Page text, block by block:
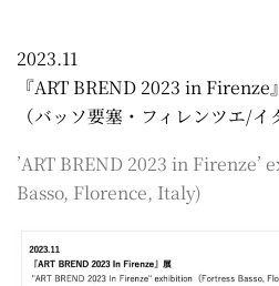
2023.11
『ART BREND 2023 in Firenze
（バッソ要塞・フィレンツエ/イ
’ART BREND 2023 in
Basso, Florence, Italy)